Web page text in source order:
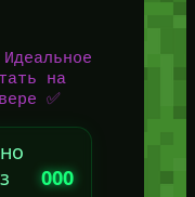
на
✅
000